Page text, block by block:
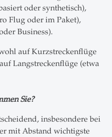
oder synthetisch),
Flug oder im Paket),
Business).
auf Kurzstreckenflüge
Langstreckenflüge (etwa
Sie?
insbesondere bei
mit Abstand wichtigste